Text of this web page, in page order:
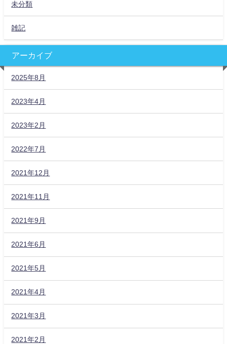
未分類
雑記
アーカイブ
2025年8月
2023年4月
2023年2月
2022年7月
2021年12月
2021年11月
2021年9月
2021年6月
2021年5月
2021年4月
2021年3月
2021年2月